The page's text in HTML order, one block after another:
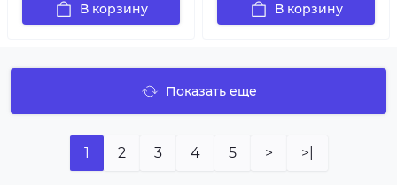
В корзину В корзину
Показать еще
1 2 3 4 5 > >|